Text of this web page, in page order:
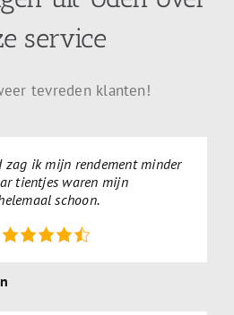
service
tevreden klanten!
zag ik mijn rendement minder
tientjes waren mijn
schoon.